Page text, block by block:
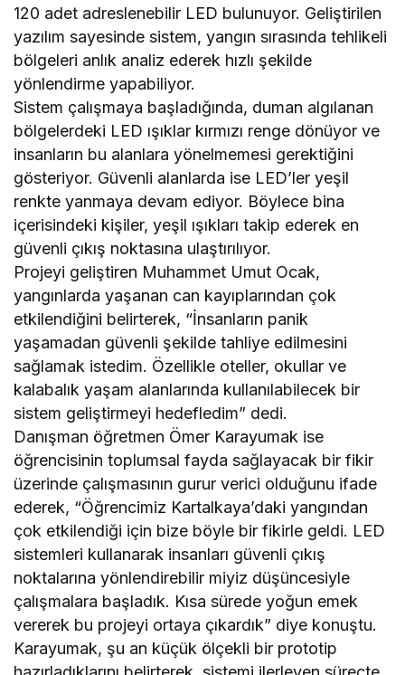
120 adet adreslenebilir LED bulunuyor. Geliştirilen
yazılım sayesinde sistem, yangın sırasında tehlikeli
bölgeleri anlık analiz ederek hızlı şekilde
yönlendirme yapabiliyor.
Sistem çalışmaya başladığında, duman algılanan
bölgelerdeki LED ışıklar kırmızı renge dönüyor ve
insanların bu alanlara yönelmemesi gerektiğini
gösteriyor. Güvenli alanlarda ise LED’ler yeşil
renkte yanmaya devam ediyor. Böylece bina
içerisindeki kişiler, yeşil ışıkları takip ederek en
güvenli çıkış noktasına ulaştırılıyor.
Projeyi geliştiren Muhammet Umut Ocak,
yangınlarda yaşanan can kayıplarından çok
etkilendiğini belirterek, “İnsanların panik
yaşamadan güvenli şekilde tahliye edilmesini
sağlamak istedim. Özellikle oteller, okullar ve
kalabalık yaşam alanlarında kullanılabilecek bir
sistem geliştirmeyi hedefledim” dedi.
Danışman öğretmen Ömer Karayumak ise
öğrencisinin toplumsal fayda sağlayacak bir fikir
üzerinde çalışmasının gurur verici olduğunu ifade
ederek, “Öğrencimiz Kartalkaya’daki yangından
çok etkilendiği için bize böyle bir fikirle geldi. LED
sistemleri kullanarak insanları güvenli çıkış
noktalarına yönlendirebilir miyiz düşüncesiyle
çalışmalara başladık. Kısa sürede yoğun emek
vererek bu projeyi ortaya çıkardık” diye konuştu.
Karayumak, şu an küçük ölçekli bir prototip